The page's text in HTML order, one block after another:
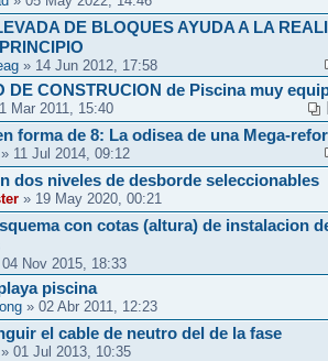
DE BLOQUES AYUDA A LA
» 14 Jun 2012, 17:58
DE CONSTRUCION de Piscina muy
Mar 2011, 15:40
forma de 8: La odisea de una Mega-
» 11 Jul 2014, 09:12
dos niveles de desborde seleccionables
» 19 May 2020, 00:21
con cotas (altura) de instalacion
Nov 2015, 18:33
piscina
» 02 Abr 2011, 12:23
el cable de neutro del de la fase
» 01 Jul 2013, 10:35